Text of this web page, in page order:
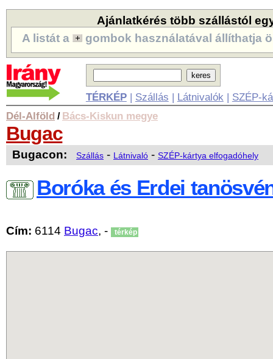
Ajánlatkérés több szállástól
A listát a
gombok használatával állíthatja
TÉRKÉP| Szállás | Látnivalók | SZÉP-
Dél-Alföld / Bács-Kiskun megye
Bugac
Bugacon: Szállás - Látnivaló - SZÉP-kártya elfogadóhely
Boróka és Erdei
Cím: 6114 Bugac, - térkép